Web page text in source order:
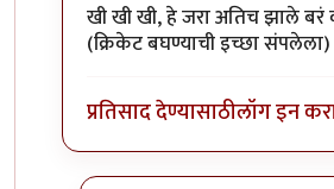
खी खी खी, हे जरा अतिच झाले बरं
(क्रिकेट बघण्याची इच्छा
प्रतिसाद देण्यासाठीलॉग इन